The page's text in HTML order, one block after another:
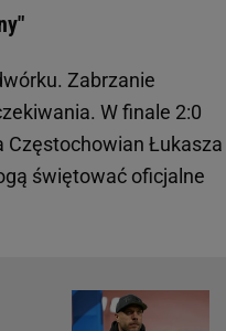
Zabrzanie
W finale 2:0
Częstochowian Łukasza
świętować oficjalne